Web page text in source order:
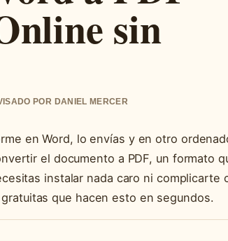
sin
POR DANIEL MERCER
en Word, lo envías y en otro
el documento a PDF, un formato
instalar nada caro ni complicarte
que hacen esto en segundos.